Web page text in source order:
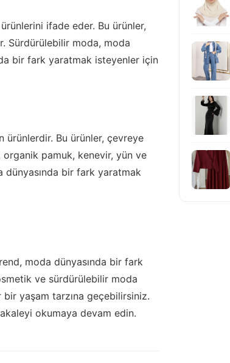
ifade eder. Bu ürünler,
Sürdürülebilir moda, moda
bir fark yaratmak isteyenler için
ürünlerdir. Bu ürünler, çevreye
pamuk, kenevir, yün ve
dünyasında bir fark yaratmak
moda dünyasında bir fark
ve sürdürülebilir moda
yaşam tarzına geçebilirsiniz.
okumaya devam edin.